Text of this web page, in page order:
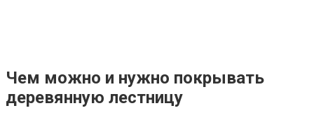
Чем можно и нужно покрывать
деревянную лестницу